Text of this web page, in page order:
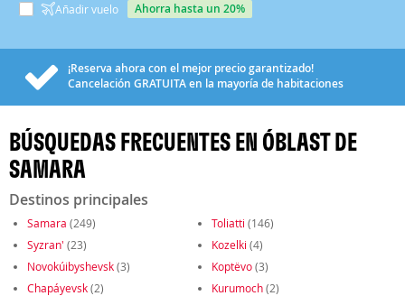
Añadir vuelo ahorra hasta un 20%
¡Reserva ahora con el mejor precio garantizado!
Cancelación GRATUITAen la mayoría de habitaciones
BÚSQUEDAS FRECUENTES EN ÓBLAST DE
SAMARA
Destinos principales
Samara (249) Toliatti (146)
Syzran' (23) Kozelki (4)
Novokúibyshevsk(3) Koptëvo(3)
Chapáyevsk(2) Kurumoch(2)